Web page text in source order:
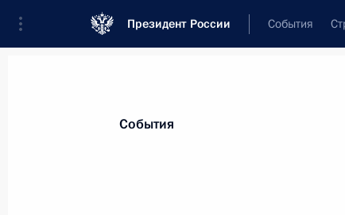
Президент России События
События